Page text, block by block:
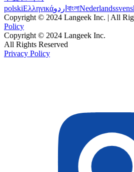
polskiΕλληνικάاردو বাংলাNederlands
Copyright © 2024 Langeek Inc. | All
Policy
Copyright © 2024 Langeek Inc.
All Rights Reserved
Privacy Policy